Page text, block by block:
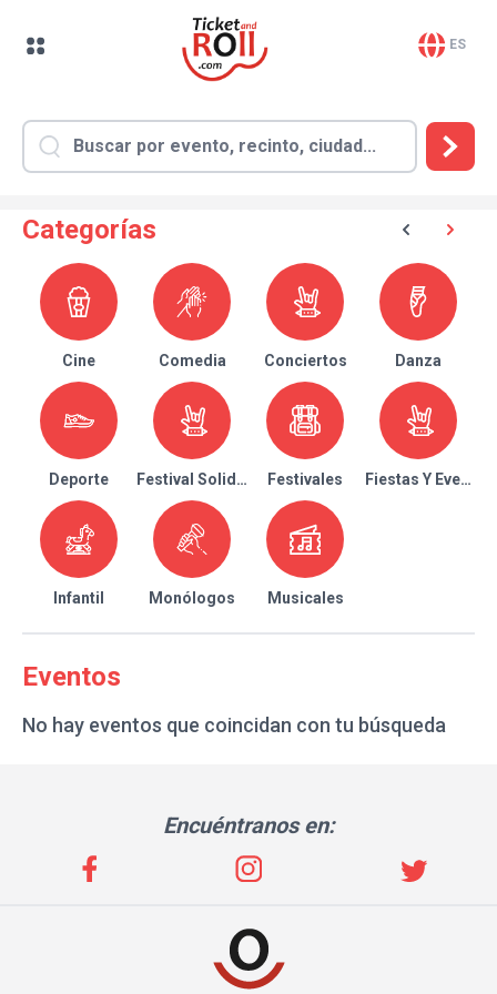
ES
Categorías
Cine Comedia Conciertos Danza
Deporte Festival Solidario Festivales Fiestas Y Eventos
Infantil Monólogos Musicales
Eventos
No hay eventos que coincidan con tu búsqueda
Encuéntranos en: